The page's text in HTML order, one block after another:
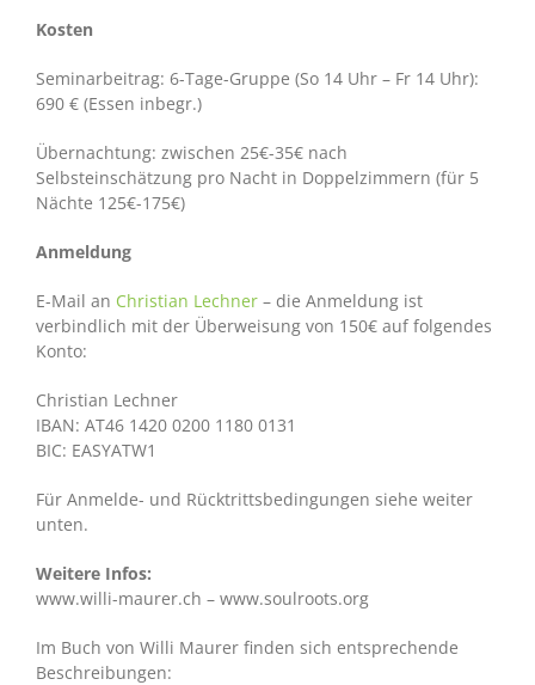
Kosten
Seminarbeitrag: 6-Tage-Gruppe (So 14 Uhr – Fr 14 Uhr):
690 € (Essen inbegr.)
Übernachtung: zwischen 25€-35€ nach
Selbsteinschätzung pro Nacht in Doppelzimmern (für 5
Nächte 125€-175€)
Anmeldung
E-Mail an Christian Lechner – die Anmeldung ist
verbindlich mit der Überweisung von 150€ auf folgendes
Konto:
Christian Lechner
IBAN: AT46 1420 0200 1180 0131
BIC: EASYATW1
Für Anmelde- und Rücktrittsbedingungen siehe weiter
unten.
Weitere Infos:
www.willi-maurer.ch – www.soulroots.org
Im Buch von Willi Maurer finden sich entsprechende
Beschreibungen: